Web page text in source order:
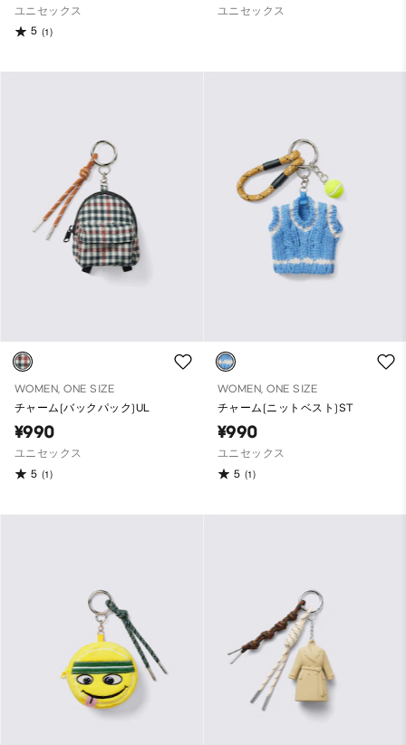
ユニセックス
5 (1)
ユニセックス
WOMEN, ONE SIZE
チャーム(バックパック)UL
¥990
ユニセックス
5 (1)
WOMEN, ONE SIZE
チャーム(ニットベスト)ST
¥990
ユニセックス
5 (1)